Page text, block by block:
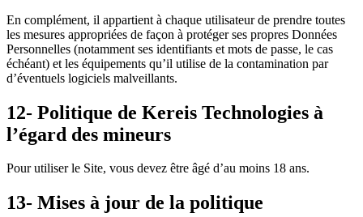
En complément, il appartient à chaque utilisateur de prendre toutes
les mesures appropriées de façon à protéger ses propres Données
Personnelles (notamment ses identifiants et mots de passe, le cas
échéant) et les équipements qu’il utilise de la contamination par
d’éventuels logiciels malveillants.
12- Politique de Kereis Technologies à
l’égard des mineurs
Pour utiliser le Site, vous devez être âgé d’au moins 18 ans.
13- Mises à jour de la politique